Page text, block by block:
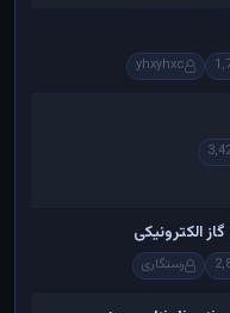
yhxyhxc
الکترونیکی
رستگاری